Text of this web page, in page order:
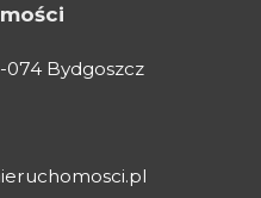
074 Bydgoszcz